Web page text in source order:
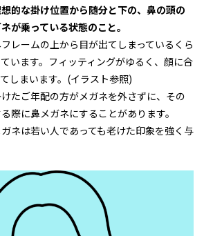
的な掛け位置から随分と下の、鼻の頭の
が乗っている状態のこと。
レームの上から目が出てしまっているくら
います。フィッティングがゆるく、顔に合
しまいます。(イラスト参照)
たご年配の方がメガネを外さずに、その
際に鼻メガネにすることがあります。
ネは若い人であっても老けた印象を強く与